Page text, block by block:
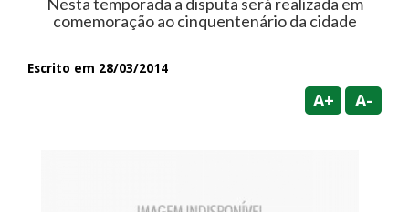
comemoração ao cinquentenário da cidade
Escrito em 28/03/2014
A+ A-